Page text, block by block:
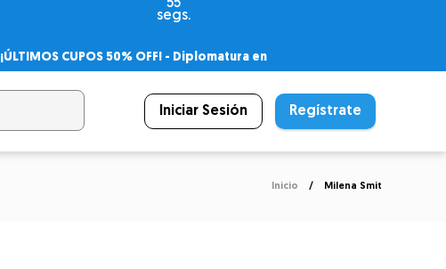
54
segs.
¡ÚLTIMOS CUPOS 50% OFF! - Diplomatura en
– Certificado Universitario
Iniciar Sesión Regístrate
Inicio Milena Smit